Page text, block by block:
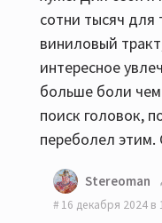
сотни тысяч для
виниловый
интересное
больше боли
поиск головок,
переболел этим.
Stereoman
16 декабря 2024 в